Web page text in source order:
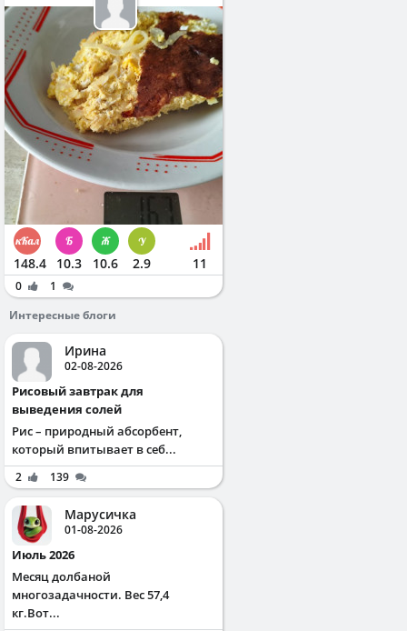
148.4 10.3 10.6 2.9 11
0
1
Интересные блоги
Ирина
02-08-2026
Рисовый завтрак для
выведения солей
Рис – природный абсорбент,
который впитывает в себ...
2 139
Марусичка
01-08-2026
Июль 2026
Месяц долбаной
многозадачности. Вес 57,4
кг.Вот...